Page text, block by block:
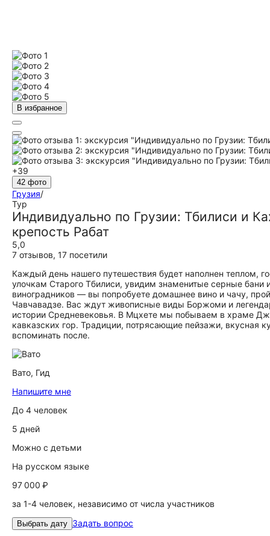
В избранное
+39
42 фото
Грузия/
Тур
Индивидуально по Грузии: Тбилиси и
крепость Рабат
5,0
7 отзывов, 17 посетили
Каждый день нашего путешествия будет наполнен теплом,
улочкам Старого Тбилиси, увидим знаменитые серные
виноградников — вы попробуете домашнее вино и чачу,
Чавчавадзе. Вас ждут живописные виды Боржоми и
истории Средневековья. В Мцхете мы побываем в храме
кавказских гор. Традиции, потрясающие пейзажи, вкусная
вспоминать после.
Вато, Гид
Напишите мне
До 4 человек
5 дней
Можно с детьми
На русском языке
97 000 ₽
за 1-4 человек, независимо от числа участников
Выбрать дату Задать вопрос